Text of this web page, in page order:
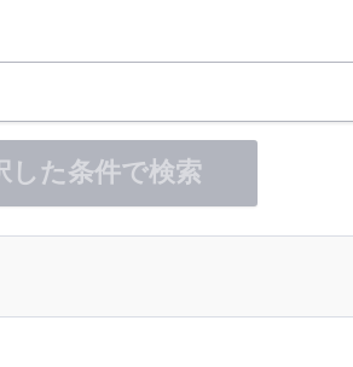
した条件で検索